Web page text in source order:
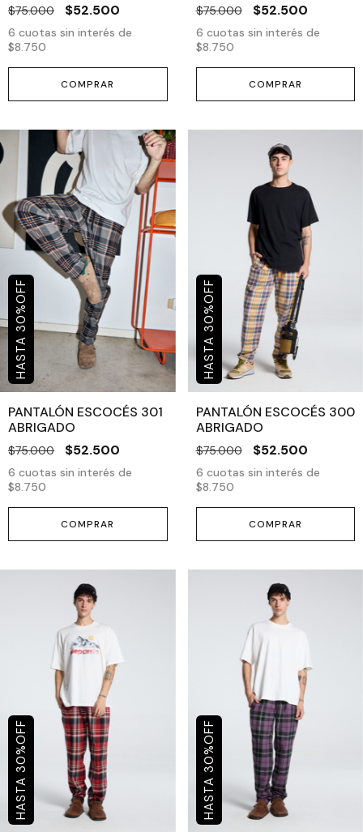
$75.000 $52.500
6 cuotas sin interés de
$8.750
COMPRAR
$75.000 $52.500
6 cuotas sin interés de
$8.750
COMPRAR
30
%
OFF
PANTALÓN ESCOCÉS 301
ABRIGADO
$75.000 $52.500
6 cuotas sin interés de
$8.750
COMPRAR
30
%
OFF
PANTALÓN ESCOCÉS 300
ABRIGADO
$75.000 $52.500
6 cuotas sin interés de
$8.750
COMPRAR
30
%
OFF
30
%
OFF